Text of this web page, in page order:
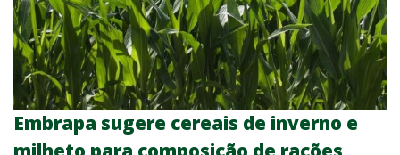
Embrapa sugere cereais de inverno e